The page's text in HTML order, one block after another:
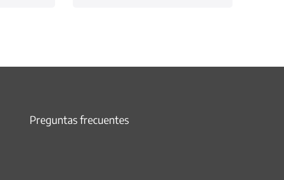
Preguntas frecuentes